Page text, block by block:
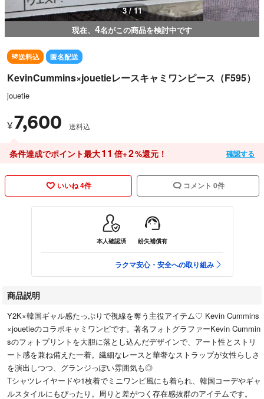
3 / 11
現在、 4名がこの商品を検討中です
送料込 匿名配送
KevinCummins×jouetieレースキャミワンピース（F595）
jouetie
¥7,600 送料込
条件達成でポイント最大11 倍+2%還元！ 確認する
いいね 4件 コメント 0件
本人確認済 紛失補償有
ラクマ安心・安全への取り組み
商品説明
Y2K×韓国ギャル感たっぷりで視線を奪う主役アイテム♡ Kevin Cummins
×jouetieのコラボキャミワンピです。著名フォトグラファーKevin Cummin
sのフォトプリントを大胆に落とし込んだデザインで、アート性とストリ
ート感を兼ね備えた一着。繊細なレースと華奢なストラップが女性らしさ
を演出しつつ、グランジっぽい雰囲気も◎
Tシャツレイヤードや1枚着でミニワンピ風にも着られ、韓国コーデやギャ
ルスタイルにもぴったり。周りと差がつく存在感抜群のアイテムです。